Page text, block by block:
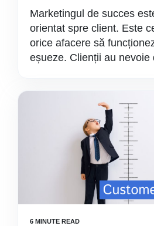
Marketingul de succes
orientat spre client. Este
orice afacere să
eșueze. Clienții au